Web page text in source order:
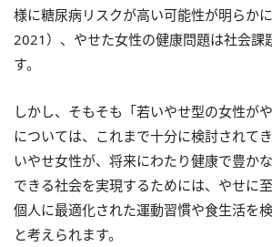
様に糖尿病リスクが高い可能性が明らかに
2021）、やせた女性の健康問題は社会課
す。
しかし、そもそも「若いやせ型の女性が
については、これまで十分に検討されて
いやせ女性が、将来にわたり健康で豊か
できる社会を実現するためには、やせに
個人に最適化された運動習慣や食生活を
と考えられます。